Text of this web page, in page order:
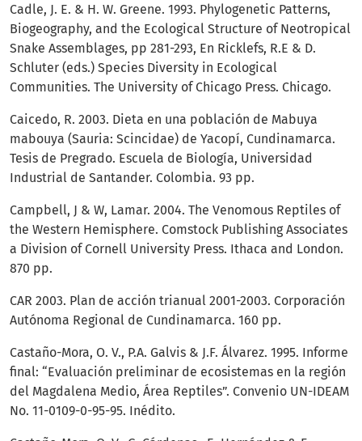
Cadle, J. E. & H. W. Greene. 1993. Phylogenetic Patterns,
Biogeography, and the Ecological Structure of Neotropical
Snake Assemblages, pp 281-293, En Ricklefs, R.E & D.
Schluter (eds.) Species Diversity in Ecological
Communities. The University of Chicago Press. Chicago.
Caicedo, R. 2003. Dieta en una población de Mabuya
mabouya (Sauria: Scincidae) de Yacopí, Cundinamarca.
Tesis de Pregrado. Escuela de Biología, Universidad
Industrial de Santander. Colombia. 93 pp.
Campbell, J & W, Lamar. 2004. The Venomous Reptiles of
the Western Hemisphere. Comstock Publishing Associates
a Division of Cornell University Press. Ithaca and London.
870 pp.
CAR 2003. Plan de acción trianual 2001-2003. Corporación
Autónoma Regional de Cundinamarca. 160 pp.
Castaño-Mora, O. V., P.A. Galvis & J.F. Álvarez. 1995. Informe
final: “Evaluación preliminar de ecosistemas en la región
del Magdalena Medio, Área Reptiles”. Convenio UN-IDEAM
No. 11-0109-0-95-95. Inédito.